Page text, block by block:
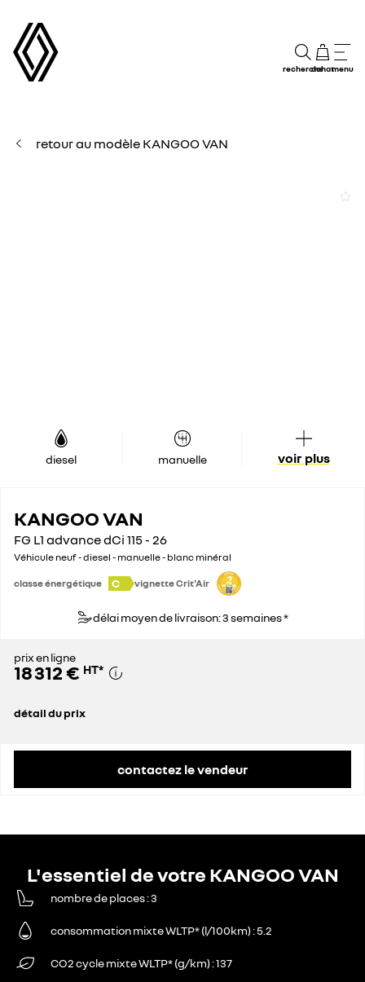
rechercheachatmenu
retour au modèle KANGOO VAN
diesel manuelle voir plus
KANGOO VAN
FG L1 advance dCi 115 - 26
Véhicule neuf - diesel - manuelle - blanc minéral
classe énergétique C vignette Crit'Air
délai moyen de livraison: 3 semaines *
prix en ligne
18 312 € HT*
détail du prix
contactez le vendeur
L'essentiel de votre KANGOO VAN
nombre de places 3
consommation mixte WLTP* (l/100km) 5.2
CO2 cycle mixte WLTP* (g/km) 137